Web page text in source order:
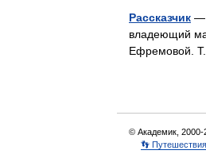
Рассказчик —
владеющий
Ефремовой.
© Академик, 2000-
👣 Путешествия